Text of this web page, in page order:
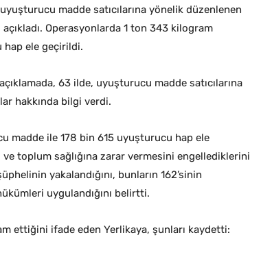
madde satıcılarına yönelik düzenlenen
Operasyonlarda 1 ton 343 kilogram
hap ele geçirildi.
63 ilde, uyuşturucu madde satıcılarına
hakkında bilgi verdi.
madde ile 178 bin 615 uyuşturucu hap ele
toplum sağlığına zarar vermesini engellediklerini
yakalandığını, bunların 162’sinin
uygulandığını belirtti.
ettiğini ifade eden Yerlikaya, şunları kaydetti: